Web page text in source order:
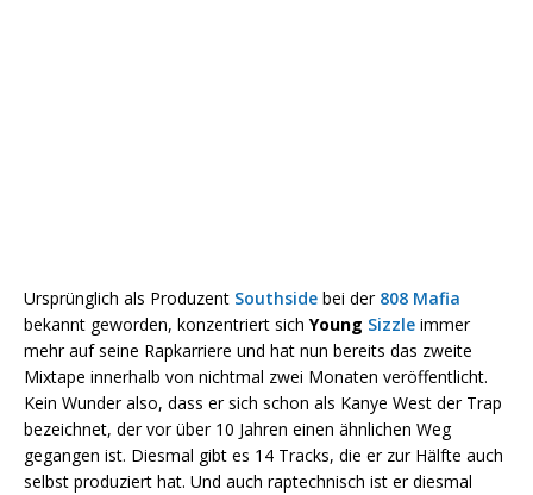
Ursprünglich als Produzent Southside bei der 808 Mafia
bekannt geworden, konzentriert sich Young Sizzle immer
mehr auf seine Rapkarriere und hat nun bereits das zweite
Mixtape innerhalb von nichtmal zwei Monaten veröffentlicht.
Kein Wunder also, dass er sich schon als Kanye West der Trap
bezeichnet, der vor über 10 Jahren einen ähnlichen Weg
gegangen ist. Diesmal gibt es 14 Tracks, die er zur Hälfte auch
selbst produziert hat. Und auch raptechnisch ist er diesmal